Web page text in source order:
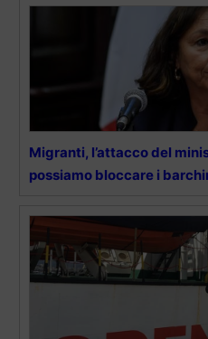
Migranti, l’attacco del
possiamo bloccare i